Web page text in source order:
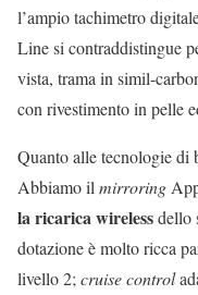
l’ampio tachimetro
Line si contraddistingue
vista, trama in simil-
con rivestimento in pelle
Quanto alle tecnologie di
Abbiamo il mirroring
la ricarica wirelessdello
dotazione è molto ricca
livello 2; cruise control